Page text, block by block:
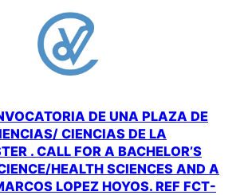
DE UNA PLAZA DE
CIENCIAS DE LA
. CALL FOR A BACHELOR’S
HEALTH SCIENCES AND A
LOPEZ HOYOS. REF FCT-